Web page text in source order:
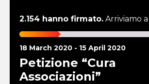
2.154 hanno firmato. Arriviamo
18 March 2020 - 15 April 2020
Petizione “Cura
Associazioni”